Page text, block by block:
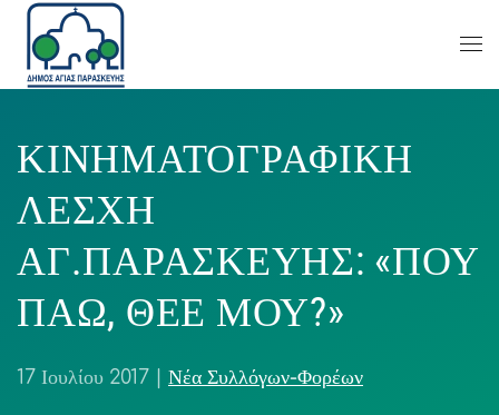
ΚΙΝΗΜΑΤΟΓΡΑΦΙΚΗ
ΛΕΣΧΗ
ΑΓ.ΠΑΡΑΣΚΕΥΗΣ: «ΠΟΥ
ΠΑΩ, ΘΕΕ ΜΟΥ?»
17 Ιουλίου 2017 Νέα Συλλόγων-Φορέων